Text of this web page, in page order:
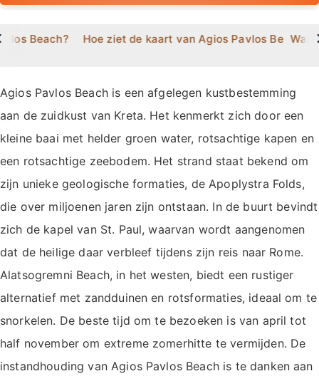
Beach? Hoe ziet de kaart van Agios Pavlos Beach
Wat >
Agios Pavlos Beach is een afgelegen kustbestemming
aan de zuidkust van Kreta. Het kenmerkt zich door een
kleine baai met helder groen water, rotsachtige kapen en
een rotsachtige zeebodem. Het strand staat bekend om
zijn unieke geologische formaties, de Apoplystra Folds,
die over miljoenen jaren zijn ontstaan. In de buurt bevindt
zich de kapel van St. Paul, waarvan wordt aangenomen
dat de heilige daar verbleef tijdens zijn reis naar Rome.
Alatsogremni Beach, in het westen, biedt een rustiger
alternatief met zandduinen en rotsformaties, ideaal om te
snorkelen. De beste tijd om te bezoeken is van april tot
half november om extreme zomerhitte te vermijden. De
instandhouding van Agios Pavlos Beach is te danken aan